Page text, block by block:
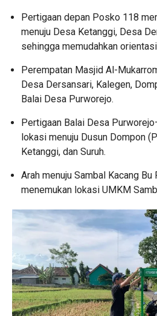
Pertigaan depan Posko 118
menuju Desa Ketanggi, Desa
sehingga memudahkan
Perempatan Masjid Al-
Desa Dersansari, Kalegen,
Balai Desa Purworejo.
Pertigaan Balai Desa
lokasi menuju Dusun Dompon
Ketanggi, dan Suruh.
Arah menuju Sambal Kacang
menemukan lokasi UMKM